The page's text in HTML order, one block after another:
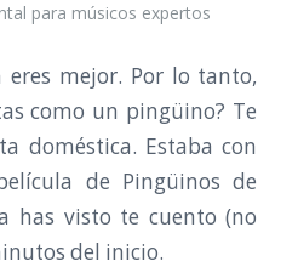
para músicos expertos
eres mejor. Por lo tanto,
como un pingüino? Te
doméstica. Estaba con
de Pingüinos de
has visto te cuento (no
del inicio.